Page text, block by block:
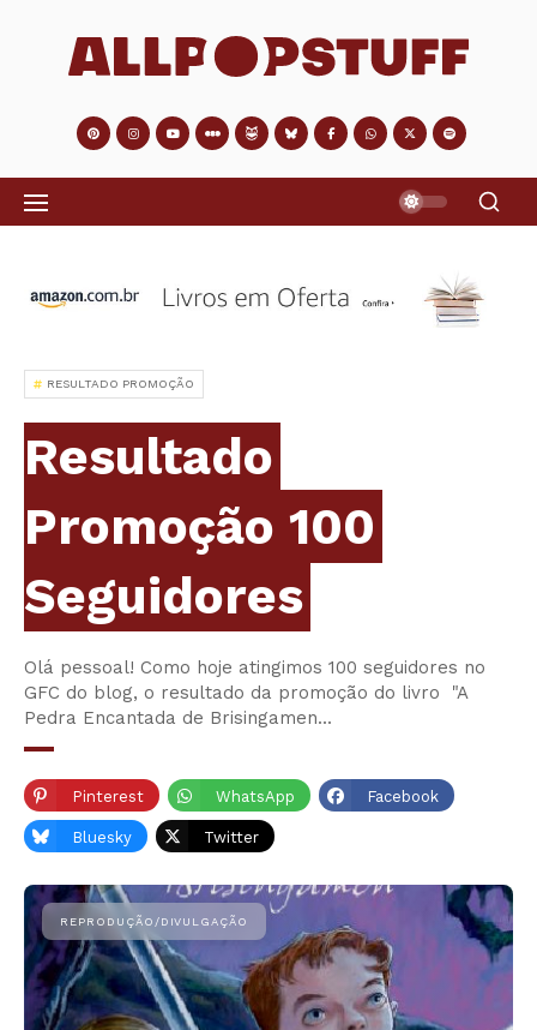
RESULTADO PROMOÇÃO
Resultado
Promoção 100
Seguidores
Olá pessoal! Como hoje atingimos 100 seguidores no
GFC do blog, o resultado da promoção do livro "A
Pedra Encantada de Brisingamen...
Pinterest WhatsApp Facebook
Bluesky Twitter